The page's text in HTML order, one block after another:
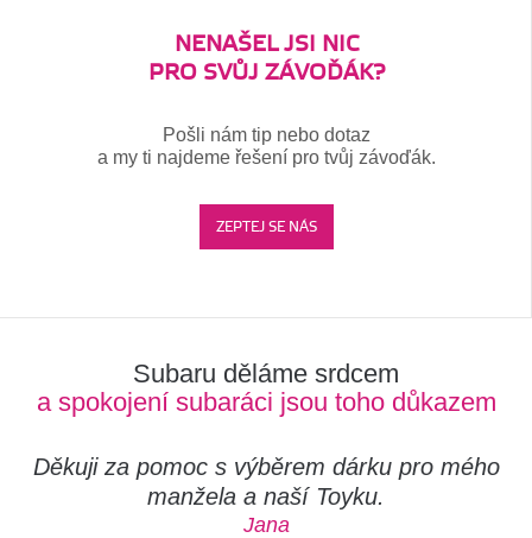
NENAŠEL JSI NIC
PRO SVŮJ ZÁVOĎÁK?
Pošli nám tip nebo dotaz
a my ti najdeme řešení pro tvůj závoďák.
ZEPTEJ SE NÁS
Subaru děláme srdcem
a spokojení subaráci jsou toho důkazem
Děkuji za pomoc s výběrem dárku pro mého
manžela a naší Toyku.
Jana